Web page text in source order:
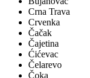
Crna Trava
Crvenka
Čačak
Čajetina
Ćićevac
Čelarevo
Čoka